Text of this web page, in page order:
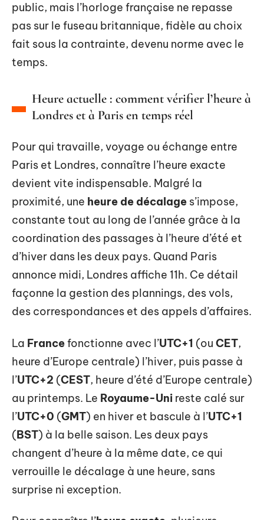
public, mais l’horloge française ne repasse
pas sur le fuseau britannique, fidèle au choix
fait sous la contrainte, devenu norme avec le
temps.
Heure actuelle : comment vérifier l’heure à
Londres et à Paris en temps réel
Pour qui travaille, voyage ou échange entre
Paris et Londres, connaître l’heure exacte
devient vite indispensable. Malgré la
proximité, une heure de décalage s’impose,
constante tout au long de l’année grâce à la
coordination des passages à l’heure d’été et
d’hiver dans les deux pays. Quand Paris
annonce midi, Londres affiche 11h. Ce détail
façonne la gestion des plannings, des vols,
des correspondances et des appels d’affaires.
La Francefonctionne avec l’UTC+1 (ou CET,
heure d’Europe centrale) l’hiver, puis passe à
l’UTC+2 (CEST, heure d’été d’Europe centrale)
au printemps. Le Royaume-Uni reste calé sur
l’UTC+0 (GMT) en hiver et bascule à l’UTC+1
(BST) à la belle saison. Les deux pays
changent d’heure à la même date, ce qui
verrouille le décalage à une heure, sans
surprise ni exception.